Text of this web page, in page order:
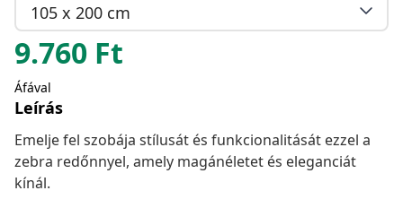
105 x 200 cm
9.760 Ft
Áfával
Leírás
Emelje fel szobája stílusát és funkcionalitását ezzel a
zebra redőnnyel, amely magánéletet és eleganciát
kínál.